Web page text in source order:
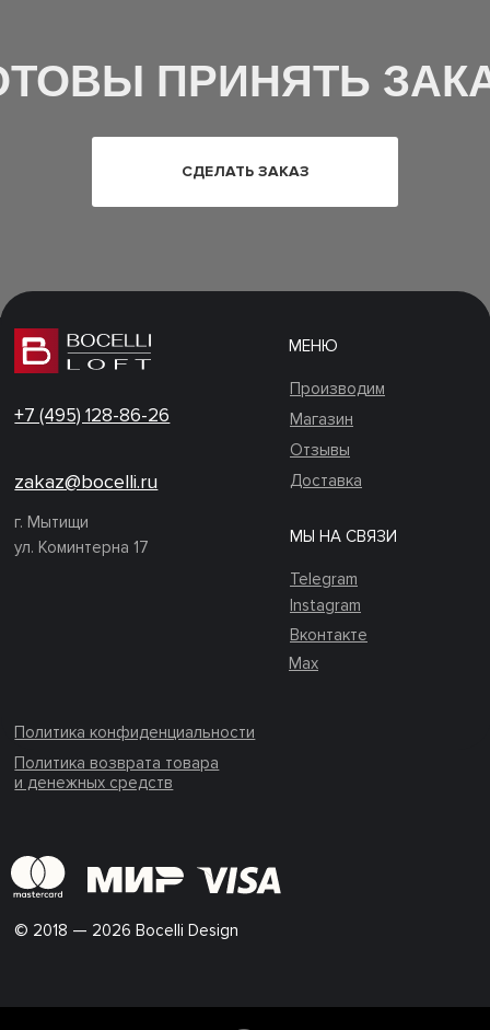
ПРИНЯТЬ
СДЕЛАТЬ ЗАКАЗ
г. Мытищи
ул. Коминтерна 17
МЕНЮ
+7 (495) 128-86-26
zakaz@bocelli.ru
Магазин
Производим
Отзывы
Доставка
Политика конфиденциальности
МЫ НА СВЯЗИ
Telegram
Вконтакте
Instagram
Max
© 2018 — 2026 Bocelli Design
Политика возврата товара
и денежных средств